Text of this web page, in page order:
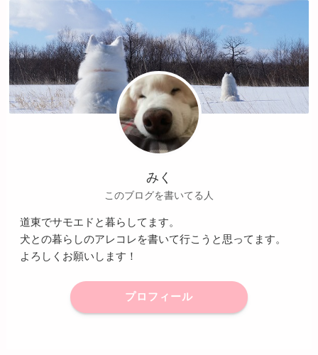
みく
このブログを書いてる人
道東でサモエドと暮らしてます。
犬との暮らしのアレコレを書いて行こうと思ってます。
よろしくお願いします！
プロフィール